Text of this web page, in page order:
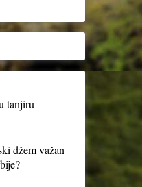
tanjiru
džem važan